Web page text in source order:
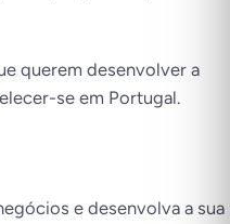
querem desenvolver a
se em Portugal.
e desenvolva a sua